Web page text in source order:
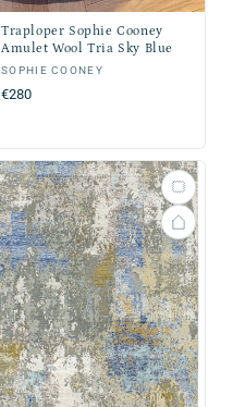
Traploper Sophie Cooney
Amulet Wool Tria Sky Blue
Verkoper:
SOPHIE COONEY
Normale
€280